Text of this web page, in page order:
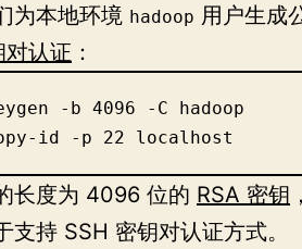
为本地环境 hadoop 用户生成
对认证 ：
-b 4096 -C hadoop
id -p 22 localhost
长度为 4096 位的 RSA 密钥
持 SSH 密钥对认证方式。